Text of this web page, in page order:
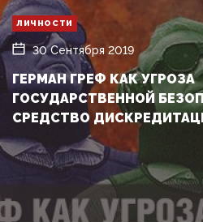
ЛИЧНОСТИ
30 Сентября 2019
ГЕРМАН ГРЕФ КАК УГРОЗА
ГОСУДАРСТВЕННОЙ
СРЕДСТВО